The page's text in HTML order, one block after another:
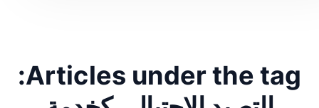
Articles under the tag: